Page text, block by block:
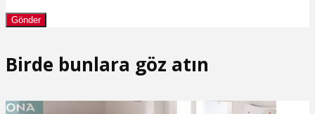
Birde bunlara göz atın